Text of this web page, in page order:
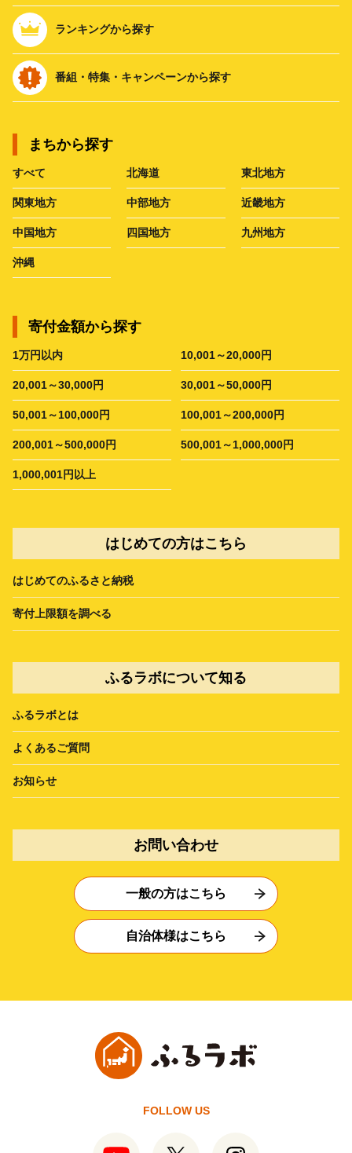
ランキングから探す
番組・特集・キャンペーンから探す
まちから探す
すべて 北海道 東北地方
関東地方 中部地方 近畿地方
中国地方 四国地方 九州地方
沖縄
寄付金額から探す
1万円以内 10,001～20,000円
20,001～30,000円 30,001～50,000円
50,001～100,000円 100,001～200,000円
200,001～500,000円 500,001～1,000,000円
1,000,001円以上
はじめての方はこちら
はじめてのふるさと納税
寄付上限額を調べる
ふるラボについて知る
ふるラボとは
よくあるご質問
お知らせ
お問い合わせ
一般の方はこちら
自治体様はこちら
FOLLOW US